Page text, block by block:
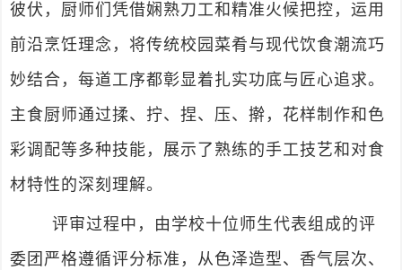
彼伏，厨师们凭借娴熟刀工和精准火候把控，运用
前沿烹饪理念，将传统校园菜肴与现代饮食潮流巧
妙结合，每道工序都彰显着扎实功底与匠心追求。
主食厨师通过揉、拧、捏、压、擀，花样制作和色
彩调配等多种技能，展示了熟练的手工技艺和对食
材特性的深刻理解。
评审过程中，由学校十位师生代表组成的评
委团严格遵循评分标准，从色泽造型、香气层次、